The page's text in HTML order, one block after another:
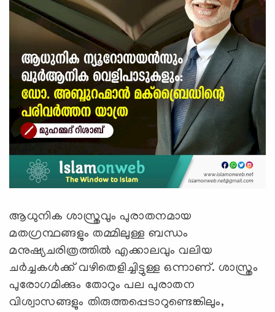
ആധുനിക ശാസ്ത്രവും പുരാതനമായ
മതഗ്രന്ഥങ്ങളും തമ്മിലുള്ള ബന്ധം
മനുഷ്യചരിത്രത്തിൽ എക്കാലവും വലിയ
ചർച്ചകൾക്ക് വഴിതെളിച്ചിട്ടുള്ള ഒന്നാണ്. ശാസ്ത്രം
പുരോഗമിക്കും തോറും പല പുരാതന
വിശ്വാസങ്ങളും തിരുത്തപ്പെടാറുണ്ടെങ്കിലും,